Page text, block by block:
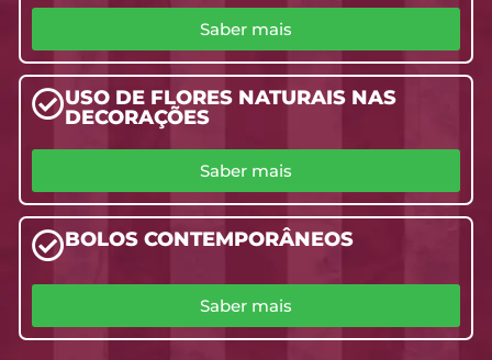
Saber mais
USO DE FLORES NATURAIS NAS
DECORAÇÕES
Saber mais
BOLOS CONTEMPORÂNEOS
Saber mais